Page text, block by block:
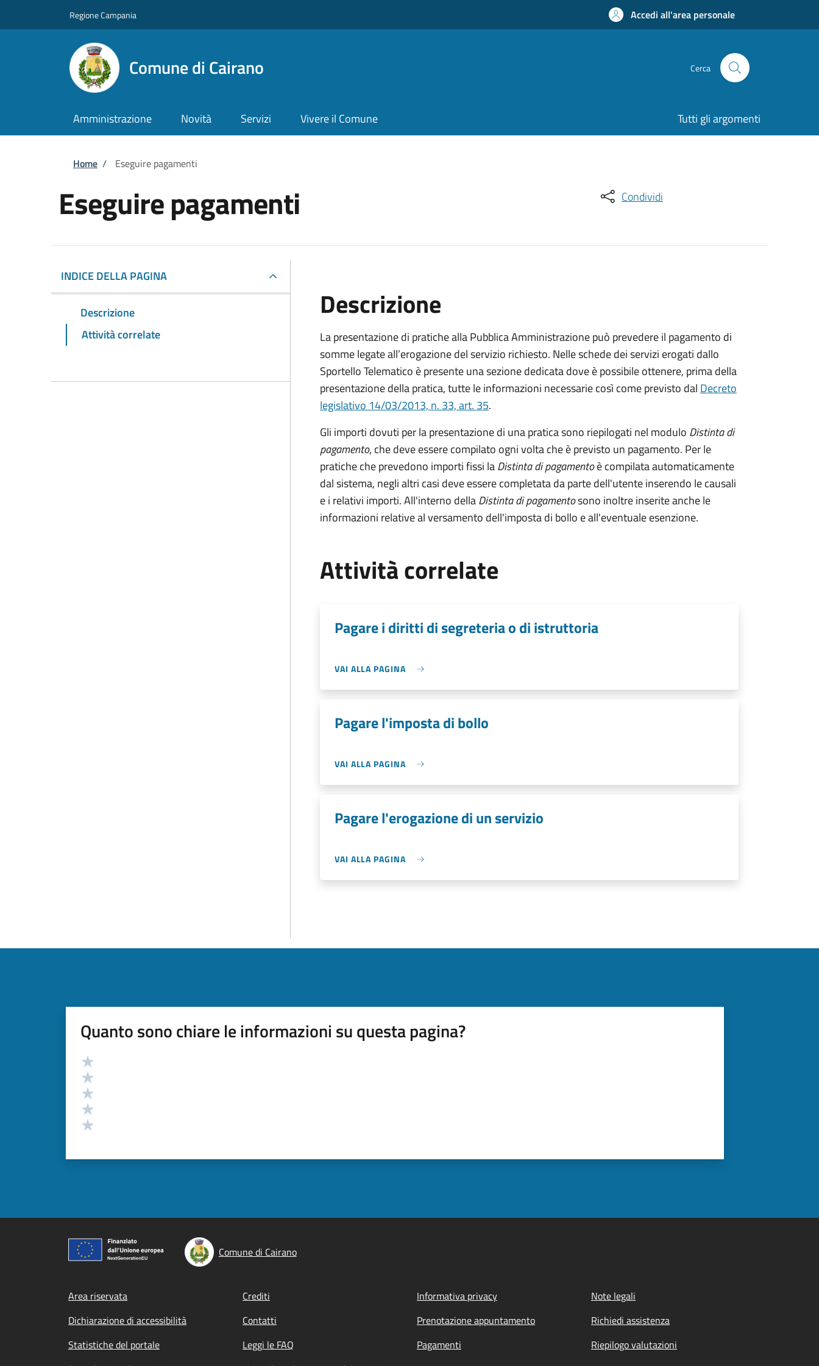
Regione Campania Accedi all'area personale
Comune di Cairano Cerca
Amministrazione Novità Servizi Vivere il Comune Tutti gli argomenti
Briciole di pane
Home / Eseguire pagamenti
Eseguire pagamenti Condividi
INDICE DELLA PAGINA
Descrizione
Attività correlate
Descrizione
La presentazione di pratiche alla Pubblica Amministrazione può prevedere il pagamento di
somme legate all’erogazione del servizio richiesto. Nelle schede dei servizi erogati dallo
Sportello Telematico è presente una sezione dedicata dove è possibile ottenere, prima della
presentazione della pratica, tutte le informazioni necessarie così come previsto dal Decreto
legislativo 14/03/2013, n. 33, art. 35.
Gli importi dovuti per la presentazione di una pratica sono riepilogati nel modulo Distinta di
pagamento, che deve essere compilato ogni volta che è previsto un pagamento. Per le
pratiche che prevedono importi fissi laDistinta di pagamentoè compilata automaticamente
dal sistema, negli altri casi deve essere completata da parte dell'utente inserendo le causali
e i relativi importi.All'interno dellaDistinta di pagamentosono inoltre inserite anche le
informazioni relative al versamento dell'imposta di bollo e all'eventuale esenzione.
Attività correlate
Pagare i diritti di segreteria o di istruttoria
VAI ALLA PAGINA
Pagare l'imposta di bollo
VAI ALLA PAGINA
Pagare l'erogazione di un servizio
VAI ALLA PAGINA
Quanto sono chiare le informazioni su questa pagina?
Valutazione
Comune di Cairano
Footer menu
Area riservata Crediti Informativa privacy
Note legali
Dichiarazione di accessibilità
Contatti Prenotazione appuntamento
Richiedi assistenza
Statistiche del portale
Leggi le FAQ Pagamenti
Riepilogo valutazioni